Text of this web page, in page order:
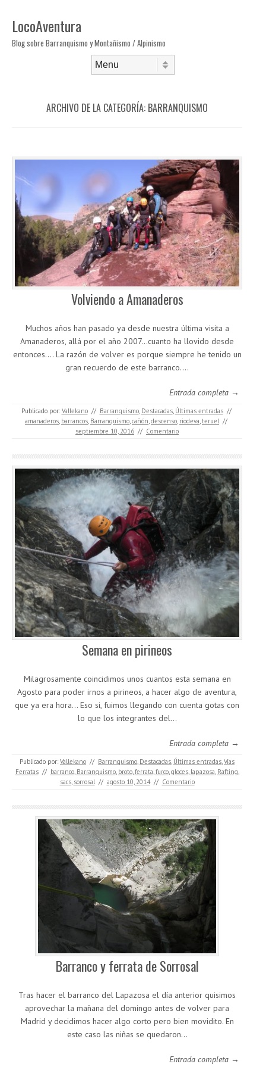
LocoAventura
Blog sobre Barranquismo y Montañismo / Alpinismo
ARCHIVO DE LA CATEGORÍA: BARRANQUISMO
Volviendo a Amanaderos
Muchos años han pasado ya desde nuestra última visita a
Amanaderos, allá por el año 2007…cuanto ha llovido desde
entonces…. La razón de volver es porque siempre he tenido un
gran recuerdo de este barranco.…
Entrada completa →
Publicado por: Vallekano // Barranquismo, Destacadas, Últimas entradas //
amanaderos barrancos Barranquismo cañón descenso riodeva teruel //
septiembre 10, 2016 // Comentario
Semana en pirineos
Milagrosamente coincidimos unos cuantos esta semana en
Agosto para poder irnos a pirineos, a hacer algo de aventura,
que ya era hora… Eso si, fuimos llegando con cuenta gotas con
lo que los integrantes del…
Entrada completa →
Publicado por: Vallekano // Barranquismo, Destacadas, Últimas entradas,Vías
Ferratas // barranco, Barranquismo, broto,ferrata,furco,gloces, lapazosa, Rafting,
sacs, sorrosal // agosto 10, 2014 // Comentario
Barranco y ferrata de Sorrosal
Tras hacer el barranco del Lapazosa el día anterior quisimos
aprovechar la mañana del domingo antes de volver para
Madrid y decidimos hacer algo corto pero bien movidito. En
este caso las niñas se quedaron…
Entrada completa →